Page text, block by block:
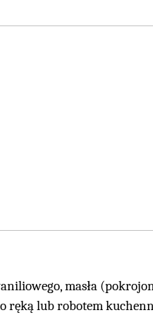
masła
ręką lub robotem